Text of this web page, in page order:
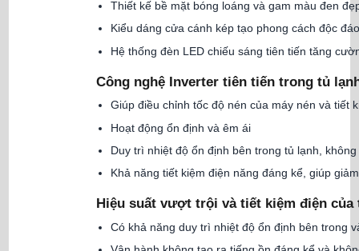
Thiết kế bề mặt bóng loáng và gam màu đen
Kiểu dáng cửa cánh kép tạo phong cách độc
Hệ thống đèn LED chiếu sáng tiên tiến tăng
Công nghệ Inverter tiên tiến trong tủ
Giúp điều chỉnh tốc độ nén của máy nén và tiết
Hoạt động ổn định và êm ái
Duy trì nhiệt độ ổn định bên trong tủ lạnh,
Khả năng tiết kiệm điện năng đáng kể, giúp
Hiệu suất vượt trội và tiết kiệm điện của
Có khả năng duy trì nhiệt độ ổn định bên trong